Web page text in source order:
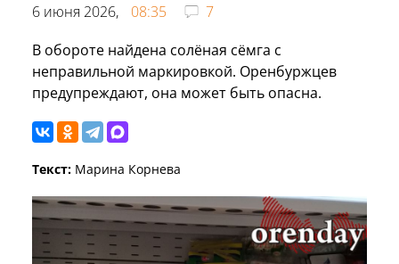
6 июня 2026, 08:35
7
В обороте найдена солёная сёмга с
неправильной маркировкой. Оренбуржцев
предупреждают, она может быть опасна.
Текст: Марина Корнева